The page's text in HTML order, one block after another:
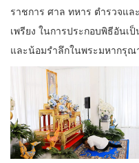
ราชการ ศาล ทหาร ตำรวจแ
เพรียง ในการประกอบพิธีอันเ
และน้อมรำลึกในพระมหากรุ